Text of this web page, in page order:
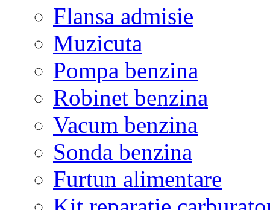
Flansa admisie
Muzicuta
Pompa benzina
Robinet benzina
Vacum benzina
Sonda benzina
Furtun alimentare